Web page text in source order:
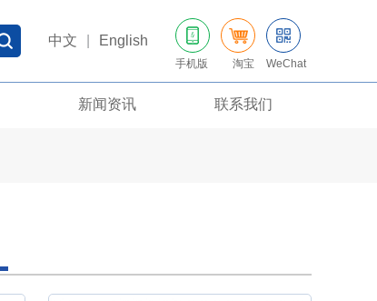
中文 English
手机版 淘宝 WeChat
新闻资讯 联系我们